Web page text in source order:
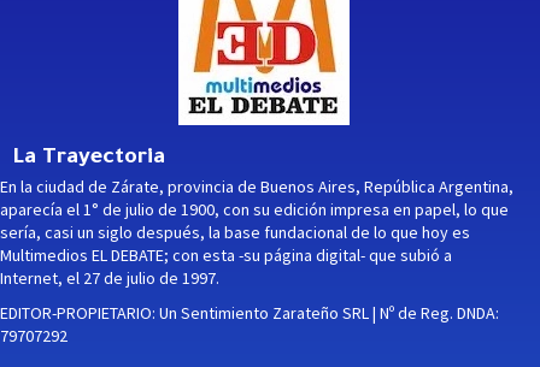
La Trayectoria
En la ciudad de Zárate, provincia de Buenos Aires, República Argentina,
aparecía el 1° de julio de 1900, con su edición impresa en papel, lo que
sería, casi un siglo después, la base fundacional de lo que hoy es
Multimedios EL DEBATE; con esta -su página digital- que subió a
Internet, el 27 de julio de 1997.
EDITOR-PROPIETARIO: Un Sentimiento Zarateño SRL | Nº de Reg. DNDA:
79707292